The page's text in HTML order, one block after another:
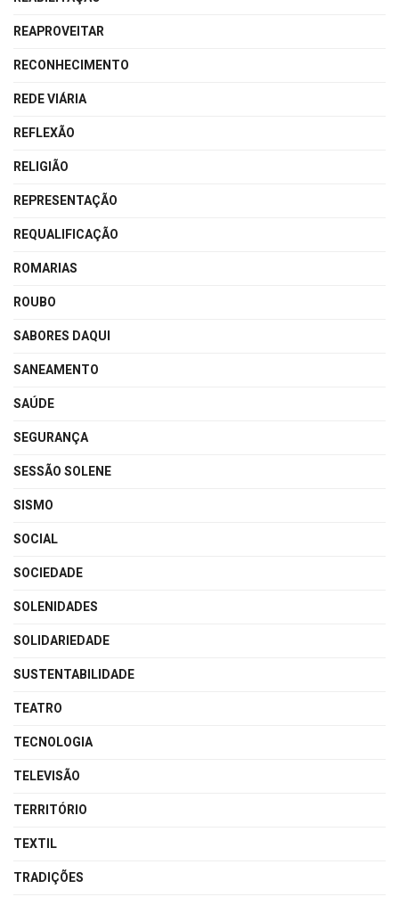
REAPROVEITAR
RECONHECIMENTO
REDE VIÁRIA
REFLEXÃO
RELIGIÃO
REPRESENTAÇÃO
REQUALIFICAÇÃO
ROMARIAS
ROUBO
SABORES DAQUI
SANEAMENTO
SAÚDE
SEGURANÇA
SESSÃO SOLENE
SISMO
SOCIAL
SOCIEDADE
SOLENIDADES
SOLIDARIEDADE
SUSTENTABILIDADE
TEATRO
TECNOLOGIA
TELEVISÃO
TERRITÓRIO
TEXTIL
TRADIÇÕES